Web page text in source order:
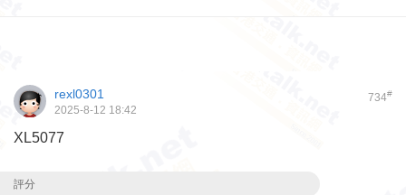
734#
rexl0301
2025-8-12 18:42
XL5077
評分